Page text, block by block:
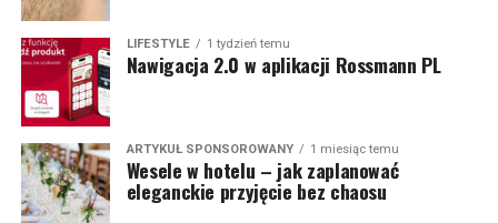
LIFESTYLE 1 tydzień temu
Nawigacja 2.0 w aplikacji Rossmann PL
ARTYKUŁ SPONSOROWANY 1 miesiąc temu
Wesele w hotelu – jak zaplanować
eleganckie przyjęcie bez chaosu